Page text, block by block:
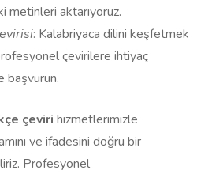
metinleri aktarıyoruz.
: Kalabriyaca dilini keşfetmek
çevirilere ihtiyaç
başvurun.
çeviri hizmetlerimizle
ve ifadesini doğru bir
Profesyonel